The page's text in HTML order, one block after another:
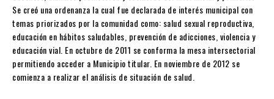
Se creó una ordenanza la cual fue declarada de interés municipal con
temas priorizados por la comunidad como: salud sexual reproductiva,
educación en hábitos saludables, prevención de adicciones, violencia y
educación vial. En octubre de 2011 se conforma la mesa intersectorial
permitiendo acceder a Municipio titular. En noviembre de 2012 se
comienza a realizar el análisis de situación de salud.